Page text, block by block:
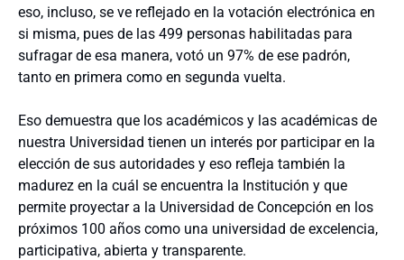
eso, incluso, se ve reflejado en la votación electrónica en
si misma, pues de las 499 personas habilitadas para
sufragar de esa manera, votó un 97% de ese padrón,
tanto en primera como en segunda vuelta.
Eso demuestra que los académicos y las académicas de
nuestra Universidad tienen un interés por participar en la
elección de sus autoridades y eso refleja también la
madurez en la cuál se encuentra la Institución y que
permite proyectar a la Universidad de Concepción en los
próximos 100 años como una universidad de excelencia,
participativa, abierta y transparente.